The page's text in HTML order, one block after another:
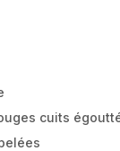
cuits